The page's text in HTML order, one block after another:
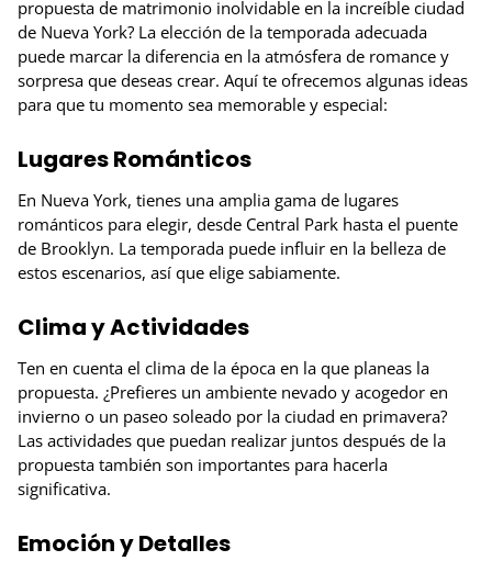
propuesta de matrimonio inolvidable en la increíble ciudad
de Nueva York? La elección de la temporada adecuada
puede marcar la diferencia en la atmósfera de romance y
sorpresa que deseas crear. Aquí te ofrecemos algunas ideas
para que tu momento sea memorable y especial:
Lugares Románticos
En Nueva York, tienes una amplia gama de lugares
románticos para elegir, desde Central Park hasta el puente
de Brooklyn. La temporada puede influir en la belleza de
estos escenarios, así que elige sabiamente.
Clima y Actividades
Ten en cuenta el clima de la época en la que planeas la
propuesta. ¿Prefieres un ambiente nevado y acogedor en
invierno o un paseo soleado por la ciudad en primavera?
Las actividades que puedan realizar juntos después de la
propuesta también son importantes para hacerla
significativa.
Emoción y Detalles